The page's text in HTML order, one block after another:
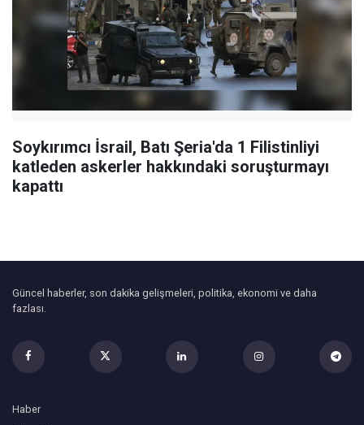
Soykırımcı İsrail, Batı Şeria'da 1 Filistinliyi
katleden askerler hakkındaki soruşturmayı
kapattı
Güncel haberler, son dakika gelişmeleri, politika, ekonomi ve daha
fazlası.
Haber